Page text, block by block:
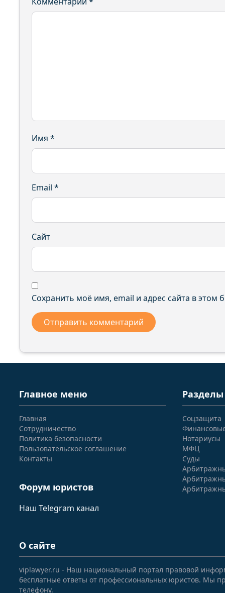
Имя *
Email *
Сайт
Сохранить моё имя, email и адрес сайта в
Главное меню
Главная
Сотрудничество
Политика безопасности
Пользовательское соглашение
Контакты
Форум юристов
Наш Telegram канал
Разделы
Соцзащита
Нотариусы
МФЦ
Суды
О сайте
viplawyer.ru - Наш национальный портал правовой
бесплатные ответы от профессиональных юристов. Мы
телефону.